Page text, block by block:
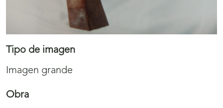
Tipo de imagen
Imagen grande
Obra